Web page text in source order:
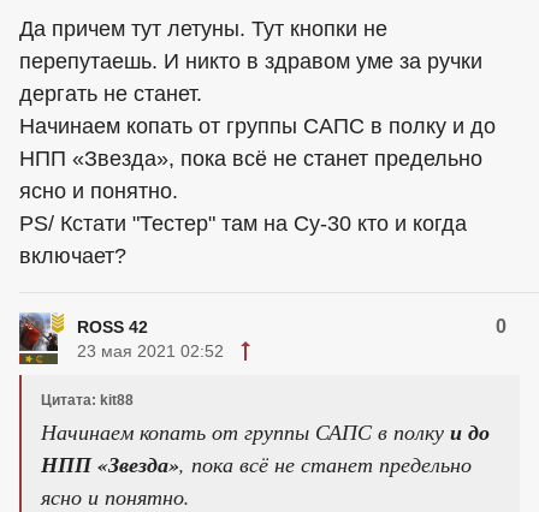
Да причем тут летуны. Тут кнопки не
перепутаешь. И никто в здравом уме за ручки
дергать не станет.
Начинаем копать от группы САПС в полку и до
НПП «Звезда», пока всё не станет предельно
ясно и понятно.
PS/ Кстати "Тестер" там на Су-30 кто и когда
включает?
ROSS 42 0
23 мая 2021 02:52
Цитата: kit88
Начинаем копать от группы САПС в полку и до
НПП «Звезда», пока всё не станет предельно
ясно и понятно.